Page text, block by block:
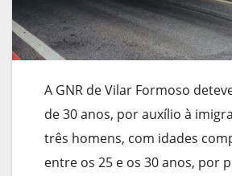
A GNR de Vilar Formoso
de 30 anos, por auxílio à
três homens, com idades
entre os 25 e os 30 anos, por